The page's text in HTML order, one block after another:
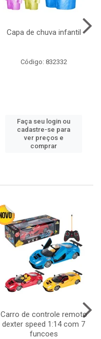
Capa de chuva infantil
Código: 832332
Faça seu login ou
cadastre-se para
ver preços e
comprar
Carro de controle remoto
dexter speed 1:14 com 7
funcoes